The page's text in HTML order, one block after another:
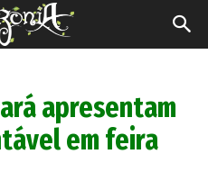
apresentam
em feira